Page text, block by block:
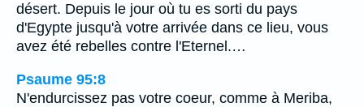
désert. Depuis le jour où tu es sorti du pays
d'Egypte jusqu'à votre arrivée dans ce lieu, vous
avez été rebelles contre l'Eternel.…
Psaume 95:8
N'endurcissez pas votre coeur, comme à Meriba,